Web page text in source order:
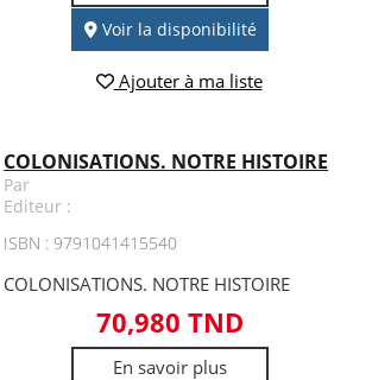
Voir la disponibilité
Ajouter à ma liste
COLONISATIONS. NOTRE HISTOIRE
Par
Editeur :
ISBN : 9791041415540
COLONISATIONS. NOTRE HISTOIRE
70,980 TND
En savoir plus